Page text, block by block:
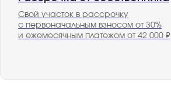
Свой участок в рассрочку
с первоначальным взносом от 30%
и ежемесячным платежом от 42 000 ₽